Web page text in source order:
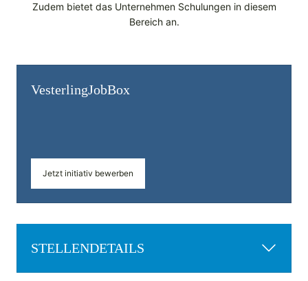
Zudem bietet das Unternehmen Schulungen in diesem
Bereich an.
Vesterling­JobBox
Jetzt initiativ bewerben
STELLENDETAILS